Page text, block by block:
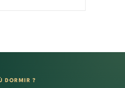
DORMIR ?